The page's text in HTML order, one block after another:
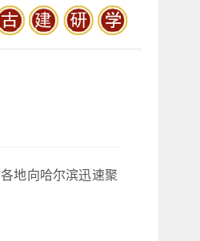
地向哈尔滨迅速聚